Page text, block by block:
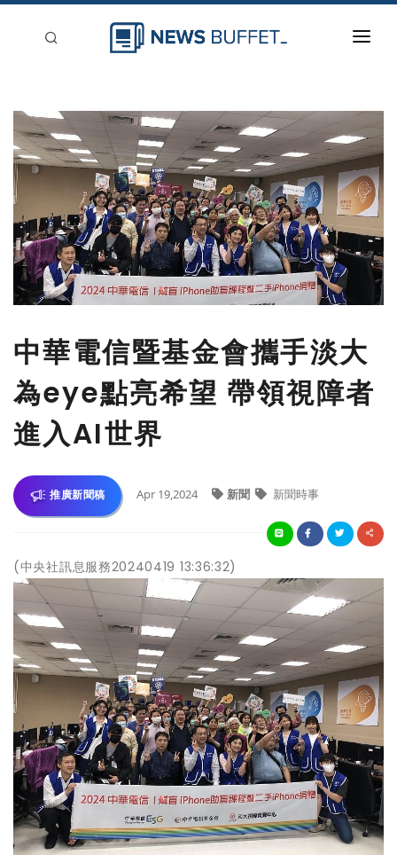
新聞稿分類
登入
中華電信暨基金會攜手淡大
為eye點亮希望 帶領視障者
進入AI世界
推廣新聞稿 Apr 19,2024 新聞 新聞時事
(中央社訊息服務20240419 13:36:32)